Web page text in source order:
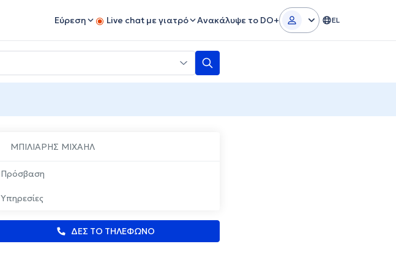
Εύρεση Live chat με γιατρό Ανακάλυψε το DO+ EL
ΜΠΙΛΙΑΡΗΣ ΜΙΧΑΗΛ
Πρόσβαση
Υπηρεσίες
ΔΕΣ ΤΟ ΤΗΛΕΦΩΝΟ